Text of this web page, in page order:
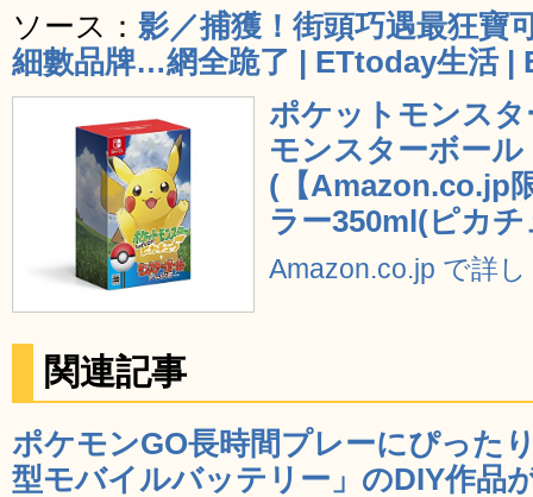
ソース： 影／捕獲！街頭巧遇最狂
細數品牌…網全跪了 | ETtoday生活 |
ポケットモンス
モンスターボー
(【Amazon.co.jp
ラー350ml(ピカ
Amazon.co.jp で詳
関連記事
ポケモンGO長時間プレーにぴった
型モバイルバッテリー」のDIY作品